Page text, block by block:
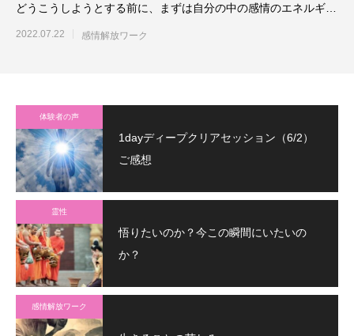
どうこうしようとする前に、まずは自分の中の感情のエネルギー
に対処してから行動すると
2022.07.22 感情解放ワーク
体験者の声
1dayディープクリアセッション（6/2）
ご感想
霊性
悟りたいのか？今この瞬間にいたいの
か？
感情解放ワーク